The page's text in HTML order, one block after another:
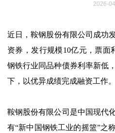
2026-
近日，鞍钢股份有限公司成功
资券，发行规模10亿元，票面
钢铁行业同品种债券利率新低
下，以优异成绩完成融资工作。
鞍钢股份有限公司是中国现代
有“新中国钢铁工业的摇篮”之